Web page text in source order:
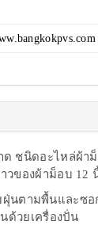
ชนิดอะไหล่ผ้า
วของผ้าม็อบ 12
ฝุ่นตามพื้นและซอ
ด้วยเครื่องปั่น